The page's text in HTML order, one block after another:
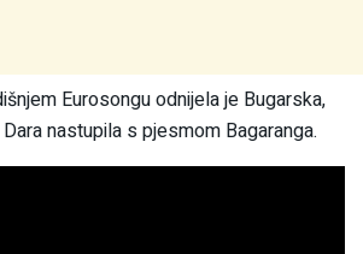
Eurosongu odnijela je Bugarska,
nastupila s pjesmom Bagaranga.